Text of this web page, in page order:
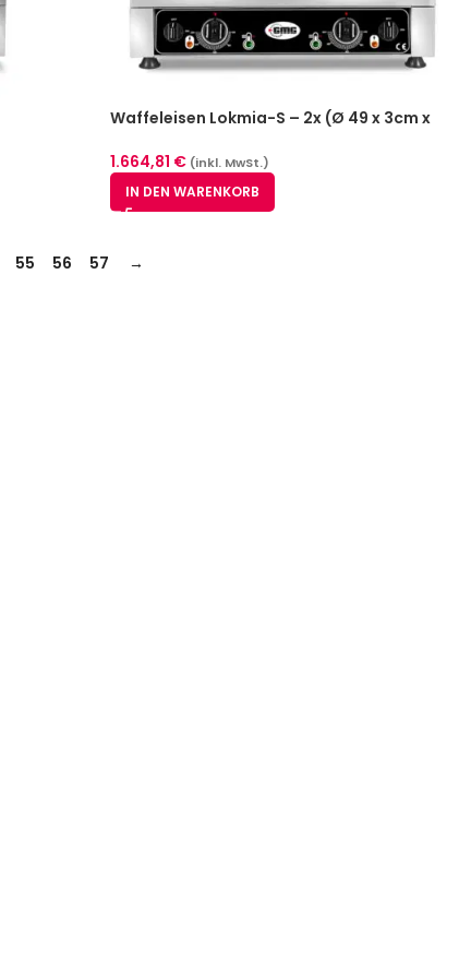
Waffeleisen Lokmia-S – 2x (Ø 49 x 3cm x
1.664,81 € (inkl. MwSt.)
IN DEN WARENKORB
55 56 57 →